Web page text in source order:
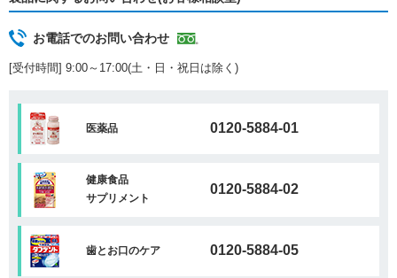
お電話でのお問い合わせ
[受付時間] 9:00～17:00(土・日・祝日は除く)
医薬品 0120-5884-01
健康食品
サプリメント
0120-5884-02
歯とお口のケア 0120-5884-05